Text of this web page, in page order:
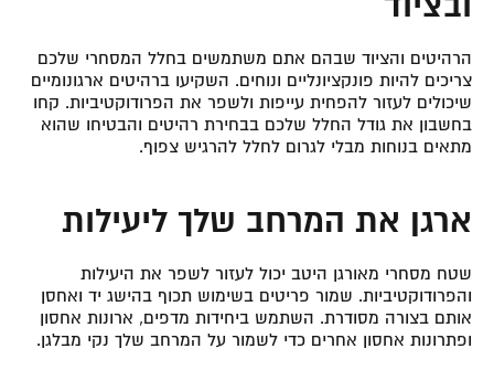
הרהיטים והציוד שבהם אתם משתמשים בחלל המסחרי שלכם
צריכים להיות פונקציונליים ונוחים. השקיעו ברהיטים ארגונומיים
שיכולים לעזור להפחית עייפות ולשפר את הפרודוקטיביות. קחו
בחשבון את גודל החלל שלכם בבחירת רהיטים והבטיחו שהוא
מתאים בנוחות מבלי לגרום לחלל להרגיש צפוף.
ארגן את המרחב שלך ליעילות
שטח מסחרי מאורגן היטב יכול לעזור לשפר את היעילות
והפרודוקטיביות. שמור פריטים בשימוש תכוף בהישג יד ואחסן
אותם בצורה מסודרת. השתמש ביחידות מדפים, ארונות אחסון
ופתרונות אחסון אחרים כדי לשמור על המרחב שלך נקי מבלגן.